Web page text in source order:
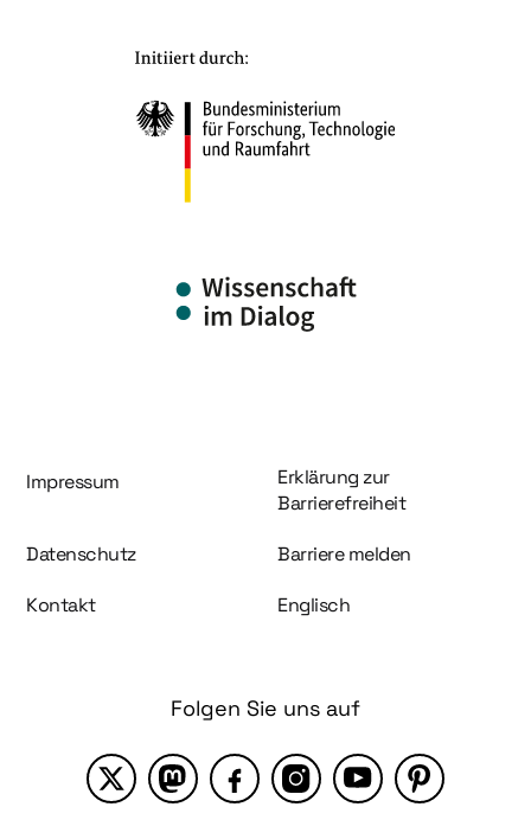
Information und Service
Impressum
Erklärung zur
Barrierefreiheit
Datenschutz Barriere melden
Kontakt Englisch
Folgen Sie uns auf